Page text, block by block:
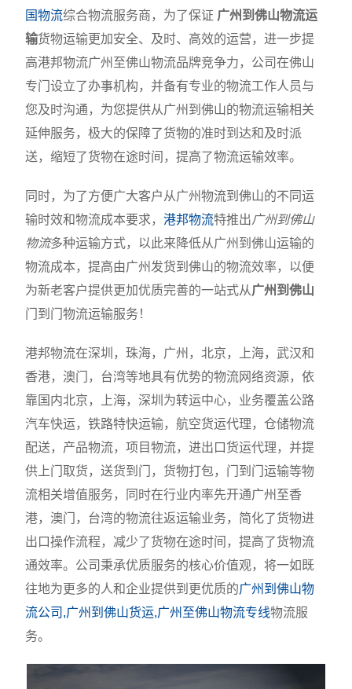
国物流综合物流服务商，为了保证 广州到佛山物流运
输货物运输更加安全、及时、高效的运营，进一步提
高港邦物流广州至佛山物流品牌竞争力，公司在佛山
专门设立了办事机构，并备有专业的物流工作人员与
您及时沟通，为您提供从广州到佛山的物流运输相关
延伸服务，极大的保障了货物的准时到达和及时派
送，缩短了货物在途时间，提高了物流运输效率。
同时，为了方便广大客户从广州物流到佛山的不同运
输时效和物流成本要求，港邦物流特推出广州到佛山
物流多种运输方式，以此来降低从广州到佛山运输的
物流成本，提高由广州发货到佛山的物流效率，以便
为新老客户提供更加优质完善的一站式从广州到佛山
门到门物流运输服务！
港邦物流在深圳，珠海，广州，北京，上海，武汉和
香港，澳门，台湾等地具有优势的物流网络资源，依
靠国内北京，上海，深圳为转运中心，业务覆盖公路
汽车快运，铁路特快运输，航空货运代理，仓储物流
配送，产品物流，项目物流，进出口货运代理，并提
供上门取货，送货到门，货物打包，门到门运输等物
流相关增值服务，同时在行业内率先开通广州至香
港，澳门，台湾的物流往返运输业务，简化了货物进
出口操作流程，减少了货物在途时间，提高了货物流
通效率。公司秉承优质服务的核心价值观，将一如既
往地为更多的人和企业提供到更优质的广州到佛山物
流公司,广州到佛山货运,广州至佛山物流专线物流服
务。